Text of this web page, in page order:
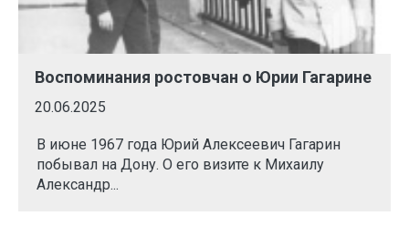
Воспоминания ростовчан о Юрии Гагарине
20.06.2025
В июне 1967 года Юрий Алексеевич Гагарин
побывал на Дону. О его визите к Михаилу
Александр...